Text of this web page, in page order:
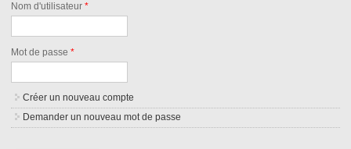
Nom d'utilisateur*
Mot de passe*
Créer un nouveau compte
Demander un nouveau mot de passe